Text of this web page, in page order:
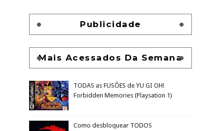
Publicidade
Mais Acessados Da Semana
TODAS as FUSÕES de YU GI OH!
Forbidden Memories (Playsation 1)
Como desbloquear TODOS